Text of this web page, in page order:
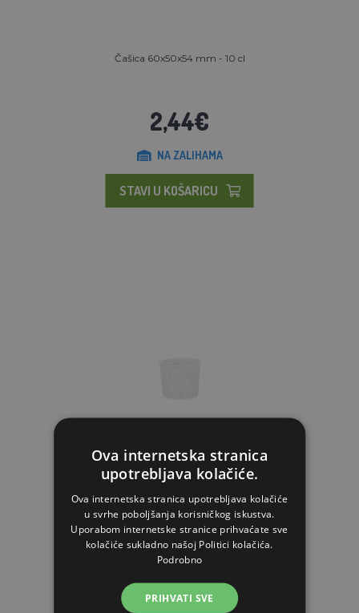
Čašica 60x50x54 mm - 10 cl
2,44€
NA ZALIHAMA
STAVI U KOŠARICU
Čašica 80x70x70 mm - 25 cl
2,65€
STAVI U KOŠARICU
Ova internetska stranica
upotrebljava kolačiće.
Ova internetska stranica upotrebljava kolačiće
u svrhe poboljšanja korisničkog iskustva.
Uporabom internetske stranice prihvaćate sve
kolačiće sukladno našoj Politici kolačića.
Podrobno
PRIHVATI SVE